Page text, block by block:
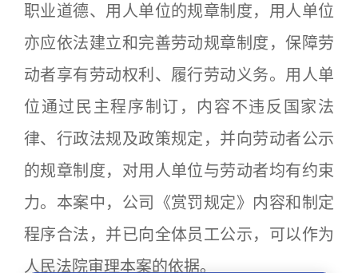
职业道德、用人单位的规章制度，用人单位
亦应依法建立和完善劳动规章制度，保障劳
动者享有劳动权利、履行劳动义务。用人单
位通过民主程序制订，内容不违反国家法
律、行政法规及政策规定，并向劳动者公示
的规章制度，对用人单位与劳动者均有约束
力。本案中，公司《赏罚规定》内容和制定
程序合法，并已向全体员工公示，可以作为
人民法院审理本案的依据。